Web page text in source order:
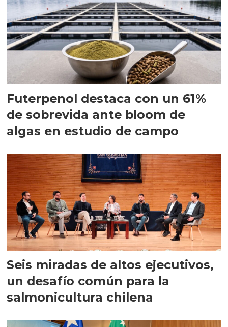
Futerpenol destaca con un 61%
de sobrevida ante bloom de
algas en estudio de campo
Seis miradas de altos ejecutivos,
un desafío común para la
salmonicultura chilena